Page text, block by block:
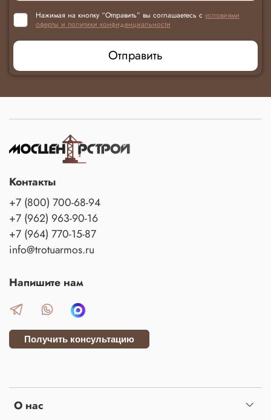
Нажимая на кнопку “Отправить” вы соглашаетесь с условиями
оферты и политики конфиденциальности
Отправить
О нас
Контакты
+7 (800) 700-68-94
+7 (962) 963-90-16
+7 (964) 770-15-87
info@trotuarmos.ru
Напишите нам
Получить консультацию